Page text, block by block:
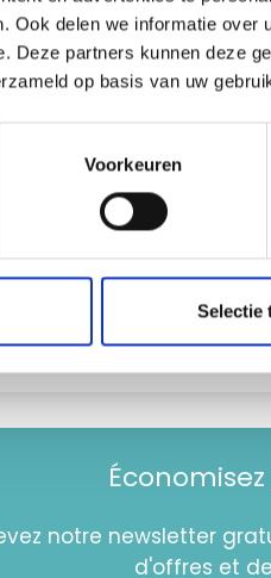
Ook delen we informatie
Deze partners kunnen deze
op basis van uw
Voorkeuren
Selectie
les options
notre newsletter
d'offres et